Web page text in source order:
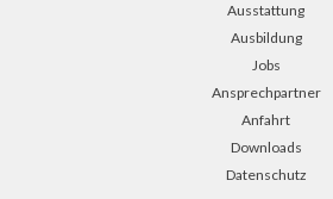
Ausstattung
Ausbildung
Jobs
Ansprechpartner
Anfahrt
Downloads
Datenschutz